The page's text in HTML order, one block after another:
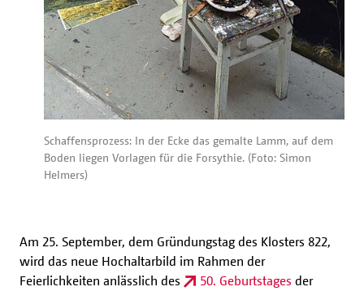
Schaffensprozess: In der Ecke das gemalte Lamm, auf dem
Boden liegen Vorlagen für die Forsythie. (Foto: Simon
Helmers)
Am 25. September, dem Gründungstag des Klosters 822,
wird das neue Hochaltarbild im Rahmen der
Feierlichkeiten anlässlich des
50. Geburtstages der